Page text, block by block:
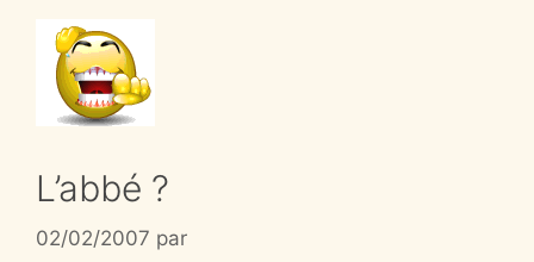
L’abbé ?
02/02/2007 par